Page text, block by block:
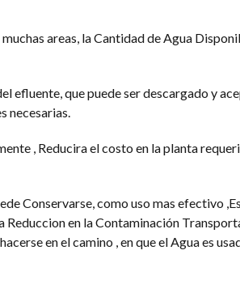
areas, la Cantidad de Agua
efluente, que puede ser descargado y
necesarias.
, Reducira el costo en la planta
Conservarse, como uso mas efectivo
en la Contaminación
en el camino , en que el Agua es